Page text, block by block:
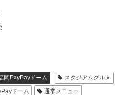
岡PayPayドーム
スタジアムグルメ
ドーム 通常メニュー